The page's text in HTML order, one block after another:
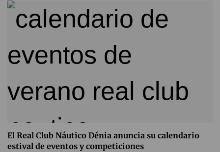
El Real Club Náutico Dénia anuncia su calendario
estival de eventos y competiciones